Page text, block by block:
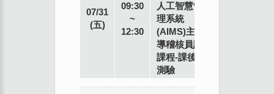
07/31
(五)
09:30
~
12:30
人工智慧管
理系統
(AIMS)主
導稽核員訓
課程-課後
測驗